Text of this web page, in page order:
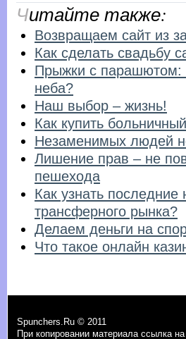
Читайте также:
Возвращаем сайт из
Как сделать свадьбу
Прыжки с парашютом:
неба?
Наш выбор – жизнь!
Как купить
Незаменимых людей
Лишение прав – не
пешехода
Как узнать последние
трансферного рынка?
Делаем деньги на
Что такое онлайн
Spunchers.Ru © 2011
При копировании материала ссылка